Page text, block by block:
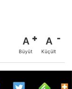
A
Büyüt
A
Küçült